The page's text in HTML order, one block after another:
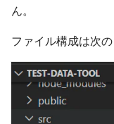
ん。
ファイル構成は次の